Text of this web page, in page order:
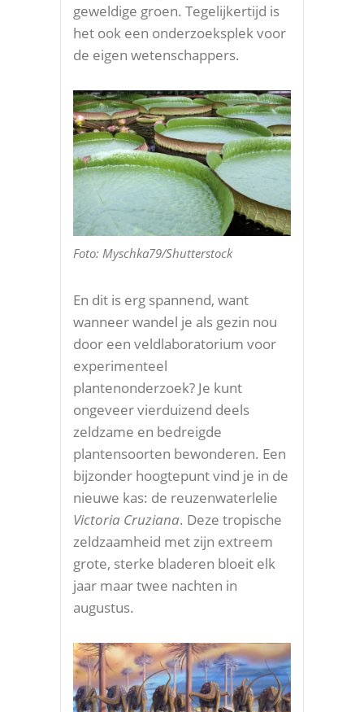
geweldige groen. Tegelijkertijd is
het ook een onderzoeksplek voor
de eigen wetenschappers.
Foto: Myschka79/Shutterstock
En dit is erg spannend, want
wanneer wandel je als gezin nou
door een veldlaboratorium voor
experimenteel
plantenonderzoek? Je kunt
ongeveer vierduizend deels
zeldzame en bedreigde
plantensoorten bewonderen. Een
bijzonder hoogtepunt vind je in de
nieuwe kas: de reuzenwaterlelie
Victoria Cruziana. Deze tropische
zeldzaamheid met zijn extreem
grote, sterke bladeren bloeit elk
jaar maar twee nachten in
augustus.